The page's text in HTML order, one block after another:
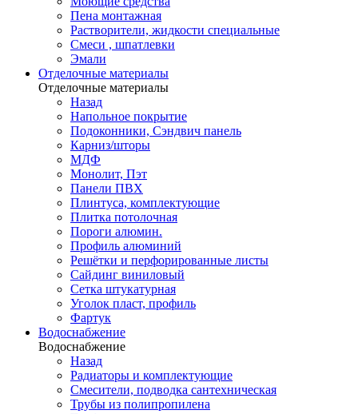
Пена монтажная
Растворители, жидкости специальные
Смеси , шпатлевки
Эмали
Отделочные материалы
Отделочные материалы
Назад
Напольное покрытие
Подоконники, Сэндвич панель
Карниз/шторы
МДФ
Монолит, Пэт
Панели ПВХ
Плинтуса, комплектующие
Плитка потолочная
Пороги алюмин.
Профиль алюминий
Решётки и перфорированные листы
Сайдинг виниловый
Сетка штукатурная
Уголок пласт, профиль
Фартук
Водоснабжение
Водоснабжение
Назад
Радиаторы и комплектующие
Смесители, подводка сантехническая
Трубы из полипропилена